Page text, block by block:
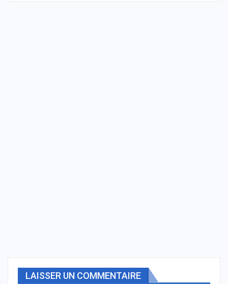
LAISSER UN COMMENTAIRE